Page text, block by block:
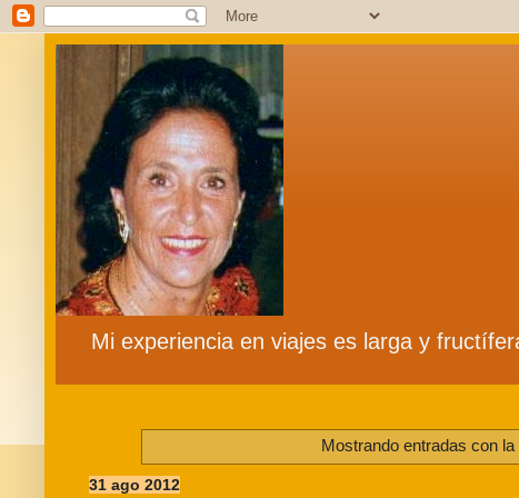
Mi experiencia en viajes es larga y
Mostrando entradas con la
31 ago 2012